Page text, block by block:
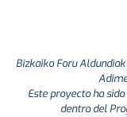
Bizkaiko Foru
Este proyecto ha
dentro del